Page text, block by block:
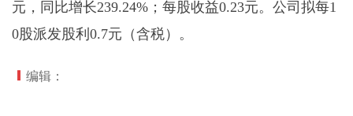
元，同比增长239.24%；每股收益0.23元。公司拟每1
0股派发股利0.7元（含税）。
编辑：